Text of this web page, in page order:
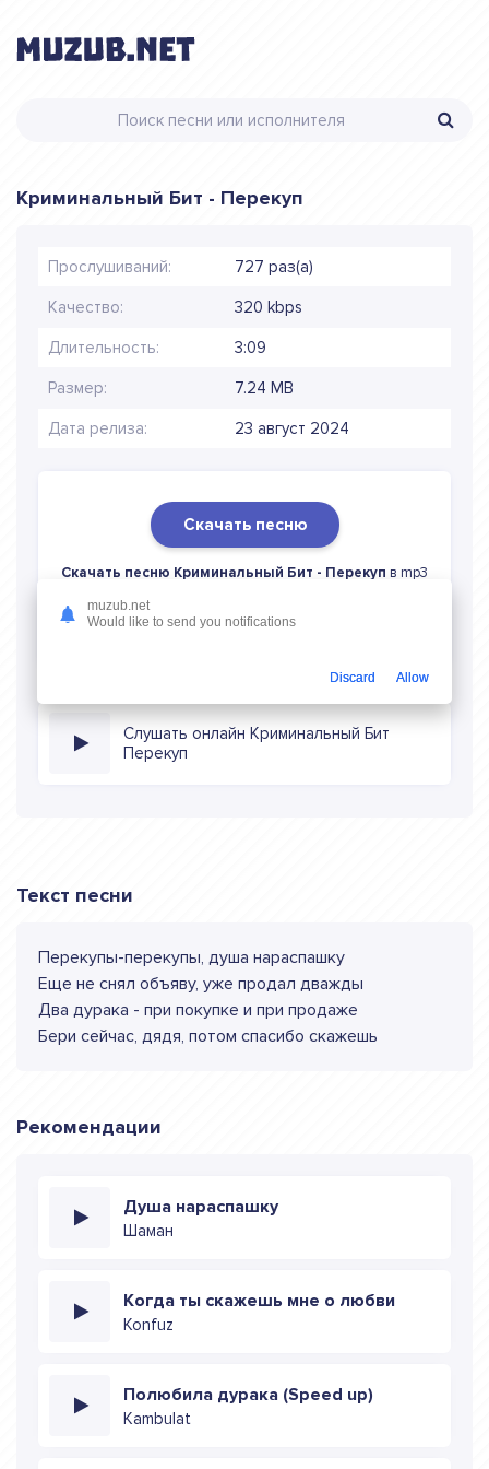
Криминальный Бит - Перекуп
Прослушиваний: 727 раз(а)
Качество: 320 kbps
Длительность: 3:09
Размер: 7.24 MB
Дата релиза: 23 август 2024
Скачать песню
Скачать песню Криминальный Бит - Перекуп в mp3
музыку в режиме онлайн
Слушать онлайн Криминальный Бит
Перекуп
Текст песни
Перекупы-перекупы, душа нараспашку
Еще не снял объяву, уже продал дважды
Два дурака - при покупке и при продаже
Бери сейчас, дядя, потом спасибо скажешь
Рекомендации
Душа нараспашку
Шаман
Когда ты скажешь мне о любви
Konfuz
Полюбила дурака (Speed up)
Kambulat
muzub.net
Would like to send you notifications
Discard Allow